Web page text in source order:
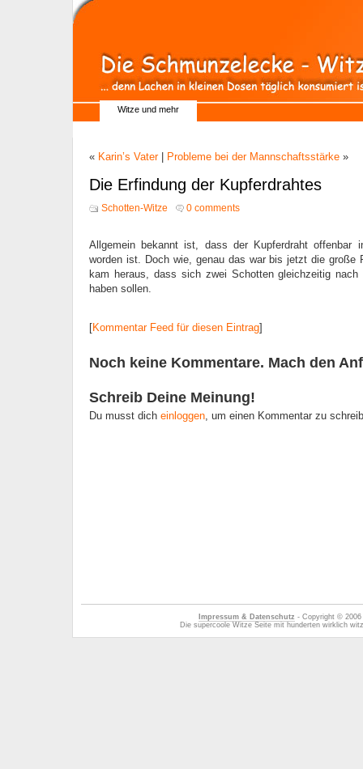
Witze und mehr
« Karin’s Vater| Probleme bei der Mannschaftsstärke »
Die Erfindung der Kupferdrahtes
Schotten-Witze 0 comments
Allgemein bekannt ist, dass der Kupferdraht offenbar
worden ist. Doch wie, genau das war bis jetzt die große
kam heraus, dass sich zwei Schotten gleichzeitig nach
haben sollen.
[Kommentar Feed für diesen Eintrag]
Noch keine Kommentare. Mach den
Schreib Deine Meinung!
Du musst dich einloggen, um einen Kommentar zu
Impressum & Datenschutz - Copyright ©
Die supercoole Witze Seite mit hunderten wirklich